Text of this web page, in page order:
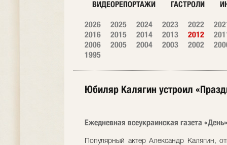
ВИДЕОРЕПОРТАЖИ ГАСТРОЛИ
2026 2025 2024 2023 2022
2016
2015 2014 2013 2012
2006
2005 2004 2003 2002
1995
Юбиляр Калягин устроил
Ежедневная всеукраинская газета
Популярный актер Александр Калягин,